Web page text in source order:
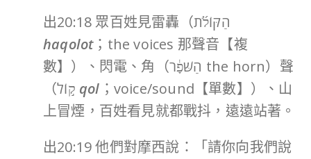
出20:18 眾百姓見雷轟（הַקּוֹלֹ֜ת
haqolot；the voices 那聲音【複
數】）、閃電、角（הַשֹּׁפָ֔ר the horn）聲
qol ；voice/sound【單數】）、山
上冒煙，百姓看見就都戰抖，遠遠站著。
出20:19 他們對摩西說：「請你向我們說